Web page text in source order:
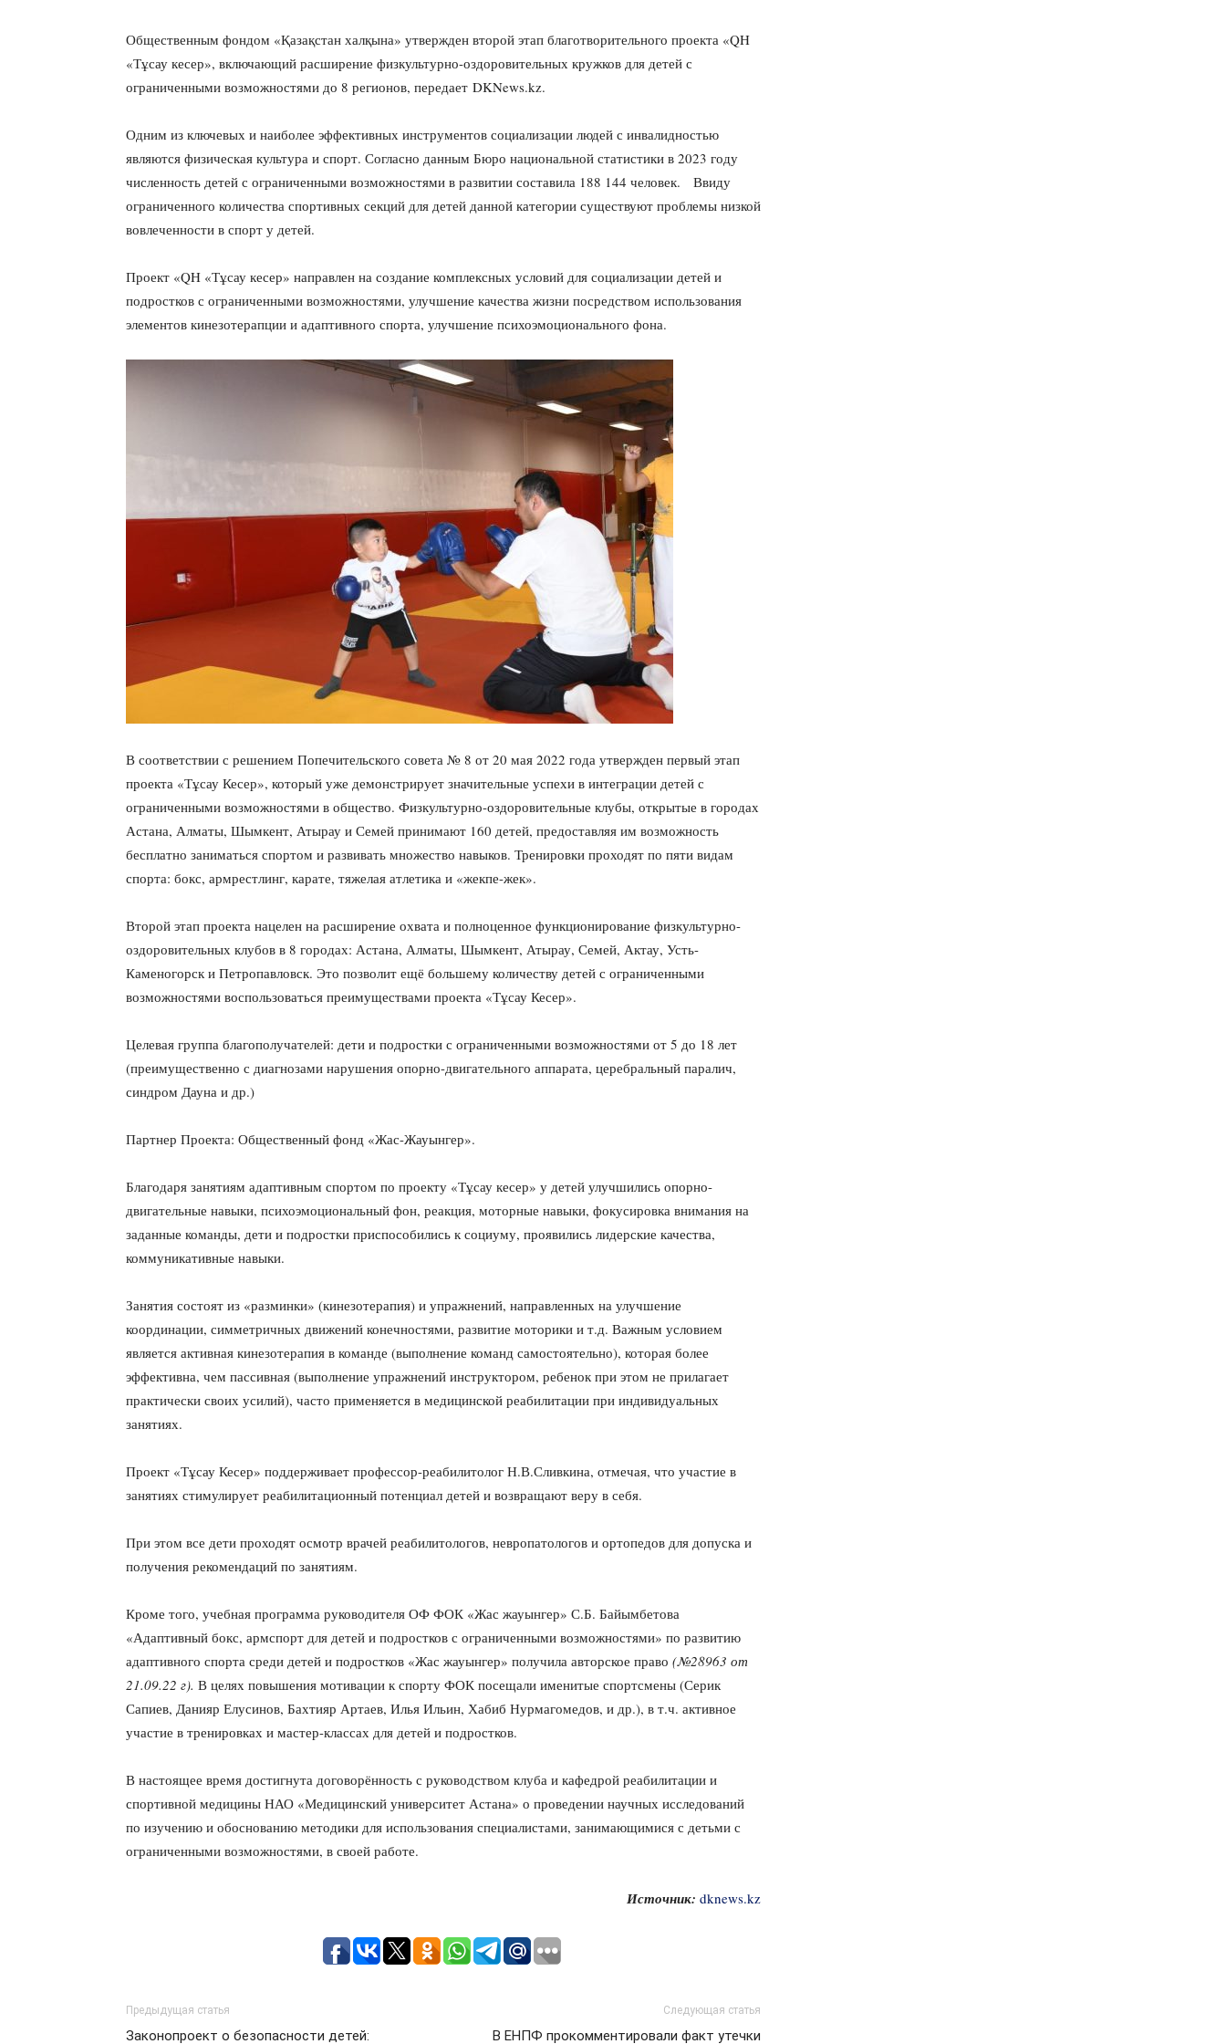
Общественным фондом «Қазақстан халқына» утвержден второй этап благотворительного проекта «QH
«Тұсау кесер», включающий расширение физкультурно-оздоровительных кружков для детей с
ограниченными возможностями до 8 регионов, передает DKNews.kz.
Одним из ключевых и наиболее эффективных инструментов социализации людей с инвалидностью
являются физическая культура и спорт. Согласно данным Бюро национальной статистики в 2023 году
численность детей с ограниченными возможностями в развитии составила 188 144 человек. Ввиду
ограниченного количества спортивных секций для детей данной категории существуют проблемы низкой
вовлеченности в спорт у детей.
Проект «QH «Тұсау кесер» направлен на создание комплексных условий для социализации детей и
подростков с ограниченными возможностями, улучшение качества жизни посредством использования
элементов кинезотерапции и адаптивного спорта, улучшение психоэмоционального фона.
В соответствии с решением Попечительского совета № 8 от 20 мая 2022 года утвержден первый этап
проекта «Тұсау Кесер», который уже демонстрирует значительные успехи в интеграции детей с
ограниченными возможностями в общество. Физкультурно-оздоровительные клубы, открытые в городах
Астана, Алматы, Шымкент, Атырау и Семей принимают 160 детей, предоставляя им возможность
бесплатно заниматься спортом и развивать множество навыков. Тренировки проходят по пяти видам
спорта: бокс, армрестлинг, карате, тяжелая атлетика и «жекпе-жек».
Второй этап проекта нацелен на расширение охвата и полноценное функционирование физкультурно-
оздоровительных клубов в 8 городах: Астана, Алматы, Шымкент, Атырау, Семей, Актау, Усть-
Каменогорск и Петропавловск. Это позволит ещё большему количеству детей с ограниченными
возможностями воспользоваться преимуществами проекта «Тұсау Кесер».
Целевая группа благополучателей: дети и подростки с ограниченными возможностями от 5 до 18 лет
(преимущественно с диагнозами нарушения опорно-двигательного аппарата, церебральный паралич,
синдром Дауна и др.)
Партнер Проекта: Общественный фонд «Жас-Жауынгер».
Благодаря занятиям адаптивным спортом по проекту «Тұсау кесер» у детей улучшились опорно-
двигательные навыки, психоэмоциональный фон, реакция, моторные навыки, фокусировка внимания на
заданные команды, дети и подростки приспособились к социуму, проявились лидерские качества,
коммуникативные навыки.
Занятия состоят из «разминки» (кинезотерапия) и упражнений, направленных на улучшение
координации, симметричных движений конечностями, развитие моторики и т.д. Важным условием
является активная кинезотерапия в команде (выполнение команд самостоятельно), которая более
эффективна, чем пассивная (выполнение упражнений инструктором, ребенок при этом не прилагает
практически своих усилий), часто применяется в медицинской реабилитации при индивидуальных
занятиях.
Проект «Тұсау Кесер» поддерживает профессор-реабилитолог Н.В.Сливкина, отмечая, что участие в
занятиях стимулирует реабилитационный потенциал детей и возвращают веру в себя.
При этом все дети проходят осмотр врачей реабилитологов, невропатологов и ортопедов для допуска и
получения рекомендаций по занятиям.
Кроме того, учебная программа руководителя ОФ ФОК «Жас жауынгер» С.Б. Байымбетова
«Адаптивный бокс, армспорт для детей и подростков с ограниченными возможностями» по развитию
адаптивного спорта среди детей и подростков «Жас жауынгер» получила авторское право (№28963 от
21.09.22 г). В целях повышения мотивации к спорту ФОК посещали именитые спортсмены (Серик
Сапиев, Данияр Елусинов, Бахтияр Артаев, Илья Ильин, Хабиб Нурмагомедов, и др.), в т.ч. активное
участие в тренировках и мастер-классах для детей и подростков.
В настоящее время достигнута договорённость с руководством клуба и кафедрой реабилитации и
спортивной медицины НАО «Медицинский университет Астана» о проведении научных исследований
по изучению и обоснованию методики для использования специалистами, занимающимися с детьми с
ограниченными возможностями, в своей работе.
Источник: dknews.kz
Предыдущая статья
Законопроект о безопасности детей:
Следующая статья
В ЕНПФ прокомментировали факт утечки